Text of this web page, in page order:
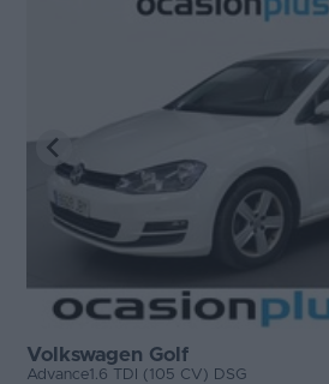
Volkswagen Golf
Advance1.6 TDI (105 CV) DSG